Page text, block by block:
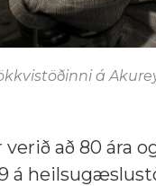
á
að 80 ára
á